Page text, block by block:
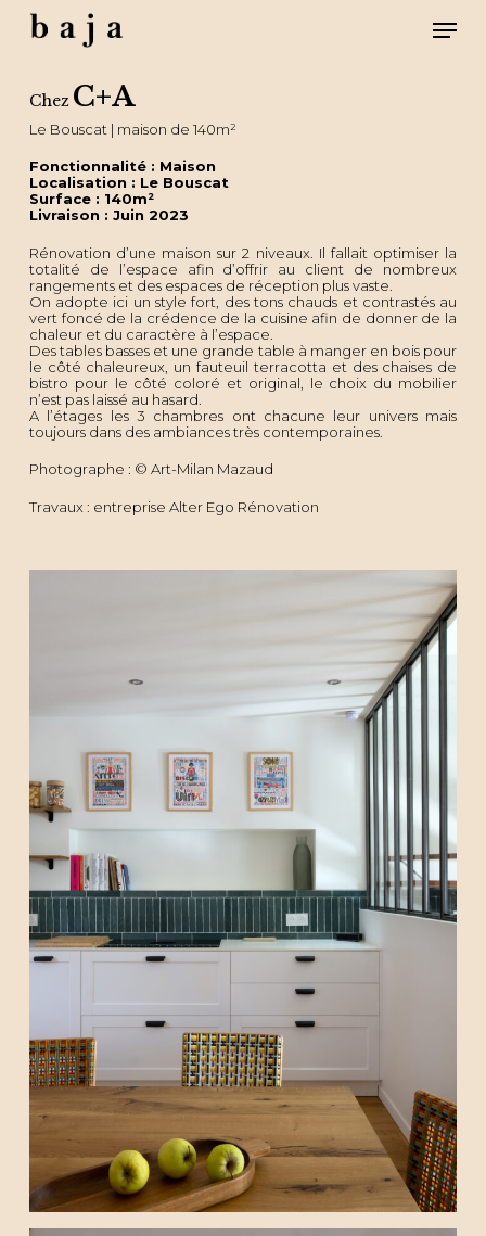
main
Chez C+A
Le Bouscat | maison de 140m²
Fonctionnalité : Maison
Localisation : Le Bouscat
Surface : 140m²
Livraison : Juin 2023
Rénovation d’une maison sur 2 niveaux. Il fallait optimiser la
totalité de l’espace afin d’offrir au client de nombreux
rangements et des espaces de réception plus vaste.
On adopte ici un style fort, des tons chauds et contrastés au
vert foncé de la crédence de la cuisine afin de donner de la
chaleur et du caractère à l’espace.
Des tables basses et une grande table à manger en bois pour
le côté chaleureux, un fauteuil terracotta et des chaises de
bistro pour le côté coloré et original, le choix du mobilier
n’est pas laissé au hasard.
A l’étages les 3 chambres ont chacune leur univers mais
toujours dans des ambiances très contemporaines.
Photographe : © Art-Milan Mazaud
Travaux : entreprise Alter Ego Rénovation